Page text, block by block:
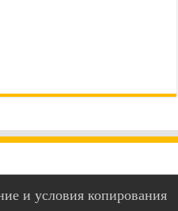
и условия копирования